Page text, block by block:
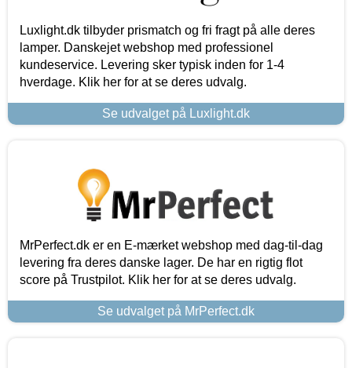
Luxlight.dk tilbyder prismatch og fri fragt på alle deres
lamper. Danskejet webshop med professionel
kundeservice. Levering sker typisk inden for 1-4
hverdage. Klik her for at se deres udvalg.
Se udvalget på Luxlight.dk
MrPerfect.dk er en E-mærket webshop med dag-til-dag
levering fra deres danske lager. De har en rigtig flot
score på Trustpilot. Klik her for at se deres udvalg.
Se udvalget på MrPerfect.dk